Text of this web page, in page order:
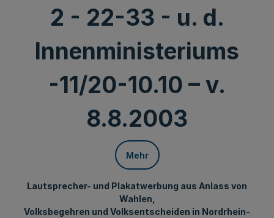
2 - 22-33 - u. d.
Innenministeriums
-11/20-10.10 – v.
8.8.2003
Mehr
Lautsprecher- und Plakatwerbung aus Anlass von
Wahlen,
Volksbegehren und Volksentscheiden in Nordrhein-